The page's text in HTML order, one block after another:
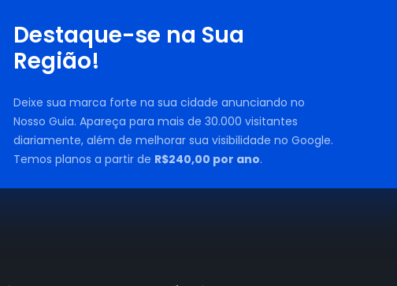
Destaque-se na Sua
Região!
Deixe sua marca forte na sua cidade anunciando no
Nosso Guia. Apareça para mais de 30.000 visitantes
diariamente, além de melhorar sua visibilidade no Google.
Temos planos a partir de R$240,00 por ano.